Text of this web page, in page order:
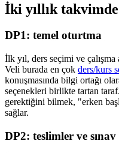
İki yıllık
DP1: temel oturtma
İlk yıl, ders seçimi ve çalışma
Veli burada en çok ders/kurs
konuşmasında bilgi ortağı
seçenekleri birlikte tartan
gerektiğini bilmek, "erken
sağlar.
DP2: teslimler ve sınav